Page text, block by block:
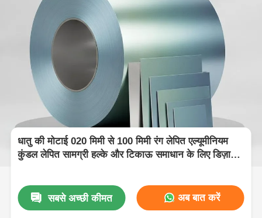
धातु की मोटाई 020 मिमी से 100 मिमी रंग लेपित एल्यूमीनियम
कुंडल लेपित सामग्री हल्के और टिकाऊ समाधान के लिए डिज़ाइन
सबसे अच्छी कीमत अब बात करें